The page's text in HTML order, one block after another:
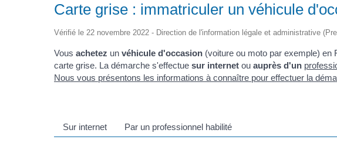
Carte grise : immatriculer un véhicule
Vérifié le 22 novembre 2022 - Direction de l'information légale et administrative
Vous achetez un véhicule d'occasion (voiture ou moto par exemple) en
carte grise. La démarche s'effectue sur internet ou auprès d'un
Nous vous présentons les informations à connaître pour effectuer la
Sur internet Par un professionnel habilité